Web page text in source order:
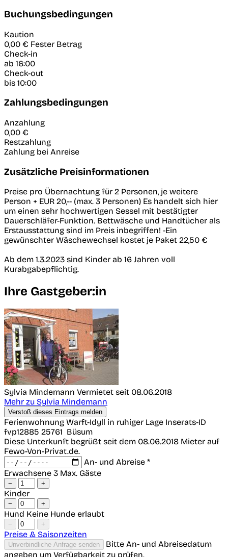
Buchungsbedingungen
Kaution
0,00 € Fester Betrag
Check-in
ab 16:00
Check-out
bis 10:00
Zahlungsbedingungen
Anzahlung
0,00 €
Restzahlung
Zahlung bei Anreise
Zusätzliche Preisinformationen
Preise pro Übernachtung für 2 Personen, je weitere
Person + EUR 20,-- (max. 3 Personen) Es handelt sich hier
um einen sehr hochwertigen Sessel mit bestätigter
Dauerschläfer-Funktion. Bettwäsche und Handtücher als
Erstausstattung sind im Preis inbegriffen! -Ein
gewünschter Wäschewechsel kostet je Paket 22,50 €
Ab dem 1.3.2023 sind Kinder ab 16 Jahren voll
Kurabgabepflichtig.
Ihre Gastgeber:in
Sylvia Mindemann Vermietet seit 08.06.2018
Mehr zu Sylvia Mindemann
Verstoß dieses Eintrags melden
Ferienwohnung Warft-Idyll in ruhiger Lage Inserats-ID
fvp12885 25761 Büsum
Diese Unterkunft begrüßt seit dem 08.06.2018 Mieter auf
Fewo-Von-Privat.de.
An- und Abreise *
Erwachsene 3 Max. Gäste
− +
Kinder
− +
Hund Keine Hunde erlaubt
− +
Preise & Saisonzeiten
Unverbindliche Anfrage senden
Bitte An- und Abreisedatum
angeben um Verfügbarkeit zu prüfen.